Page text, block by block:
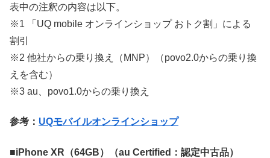
表中の注釈の内容は以下。
※1 「UQ mobile オンラインショップ おトク割」による
割引
※2 他社からの乗り換え（MNP）（povo2.0からの乗り換
えを含む）
※3 au、povo1.0からの乗り換え
参考： UQモバイルオンラインショップ
■iPhone XR（64GB）（au Certified：認定中古品）